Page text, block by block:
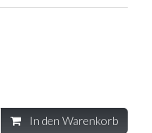
In den Warenkorb